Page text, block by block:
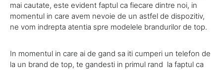
mai cautate, este evident faptul ca fiecare dintre noi, in
momentul in care avem nevoie de un astfel de dispozitiv,
ne vom indrepta atentia spre modelele brandurilor de top.
In momentul in care ai de gand sa iti cumperi un telefon de
la un brand de top, te gandesti in primul rand la faptul ca